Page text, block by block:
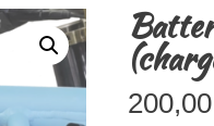
200,00